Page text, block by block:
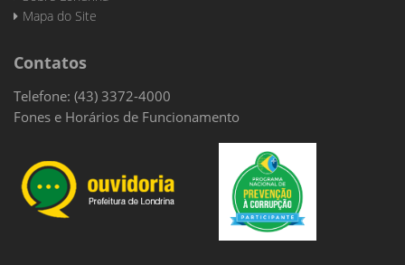
Mapa do Site
Contatos
Telefone: (43) 3372-4000
Fones e Horários de Funcionamento